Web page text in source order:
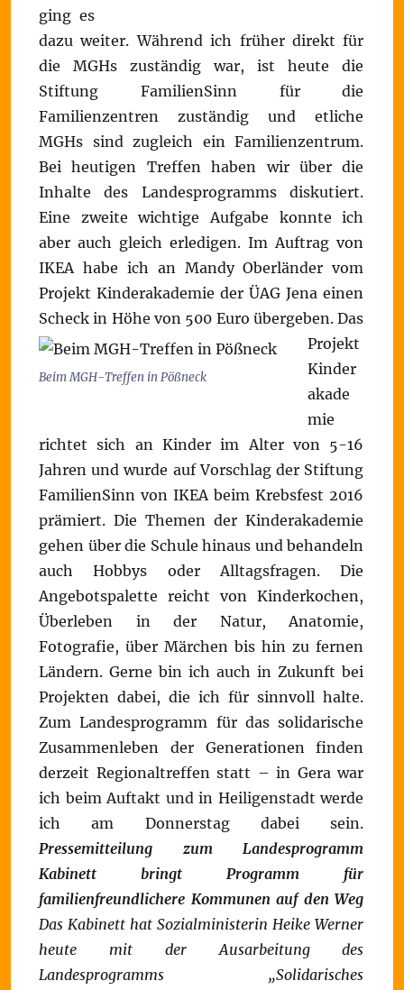
ging es
dazu weiter. Während ich früher direkt für
die MGHs zuständig war, ist heute die
Stiftung FamilienSinn für die
Familienzentren zuständig und etliche
MGHs sind zugleich ein Familienzentrum.
Bei heutigen Treffen haben wir über die
Inhalte des Landesprogramms diskutiert.
Eine zweite wichtige Aufgabe konnte ich
aber auch gleich erledigen. Im Auftrag von
IKEA habe ich an Mandy Oberländer vom
Projekt Kinderakademie der ÜAG Jena einen
Scheck in Höhe von 500 Euro übergeben.
Beim MGH-Treffen in Pößneck
Das
Projekt
Kinder
akade
mie
richtet sich an Kinder im Alter von 5-16
Jahren und wurde auf Vorschlag der Stiftung
FamilienSinn von IKEA beim Krebsfest 2016
prämiert. Die Themen der Kinderakademie
gehen über die Schule hinaus und behandeln
auch Hobbys oder Alltagsfragen. Die
Angebotspalette reicht von Kinderkochen,
Überleben in der Natur, Anatomie,
Fotografie, über Märchen bis hin zu fernen
Ländern. Gerne bin ich auch in Zukunft bei
Projekten dabei, die ich für sinnvoll halte.
Zum Landesprogramm für das solidarische
Zusammenleben der Generationen finden
derzeit Regionaltreffen statt – in Gera war
ich beim Auftakt und in Heiligenstadt werde
ich am Donnerstag dabei sein.
Pressemitteilung zum Landesprogramm
Kabinett bringt Programm für
familienfreundlichere Kommunen auf den Weg
Das Kabinett hat Sozialministerin Heike Werner
heute mit der Ausarbeitung des
Landesprogramms „Solidarisches